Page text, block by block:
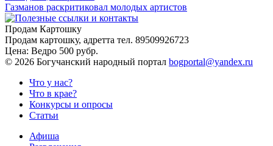
Газманов раскритиковал молодых артистов
Продам Картошку
Продам картошку, адретта тел. 89509926723
Цена: Ведро 500 рубр.
© 2026 Богучанский народный портал bogportal@yandex.ru
Что у нас?
Что в крае?
Конкурсы и опросы
Статьи
Афиша